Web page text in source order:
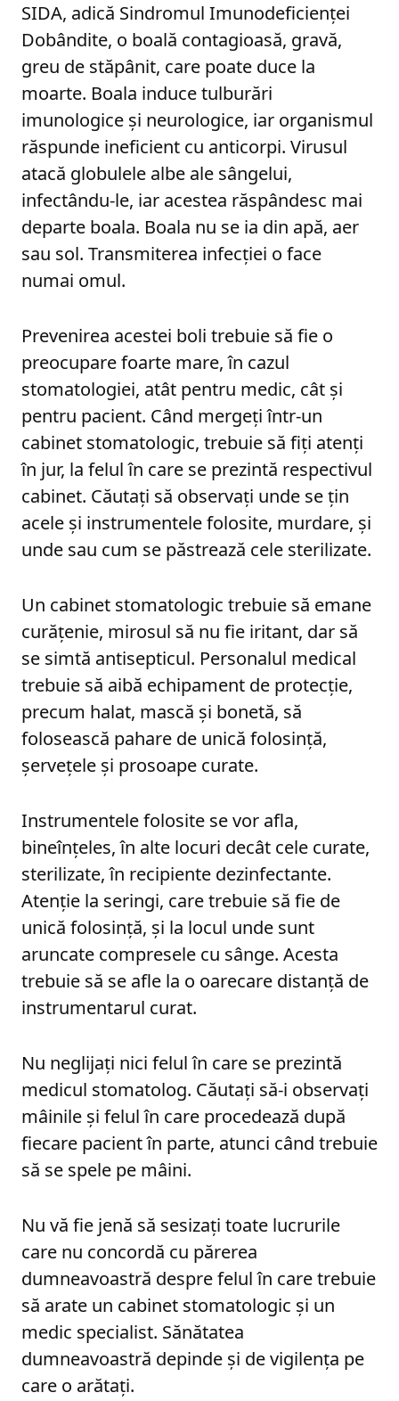
SIDA, adică Sindromul Imunodeficienței
Dobândite, o boală contagioasă, gravă,
greu de stăpânit, care poate duce la
moarte. Boala induce tulburări
imunologice și neurologice, iar organismul
răspunde ineficient cu anticorpi. Virusul
atacă globulele albe ale sângelui,
infectându-le, iar acestea răspândesc mai
departe boala. Boala nu se ia din apă, aer
sau sol. Transmiterea infecției o face
numai omul.
Prevenirea acestei boli trebuie să fie o
preocupare foarte mare, în cazul
stomatologiei, atât pentru medic, cât și
pentru pacient. Când mergeți într-un
cabinet stomatologic, trebuie să fiți atenți
în jur, la felul în care se prezintă respectivul
cabinet. Căutați să observați unde se țin
acele și instrumentele folosite, murdare, și
unde sau cum se păstrează cele sterilizate.
Un cabinet stomatologic trebuie să emane
curățenie, mirosul să nu fie iritant, dar să
se simtă antisepticul. Personalul medical
trebuie să aibă echipament de protecție,
precum halat, mască și bonetă, să
folosească pahare de unică folosință,
șervețele și prosoape curate.
Instrumentele folosite se vor afla,
bineînțeles, în alte locuri decât cele curate,
sterilizate, în recipiente dezinfectante.
Atenție la seringi, care trebuie să fie de
unică folosință, și la locul unde sunt
aruncate compresele cu sânge. Acesta
trebuie să se afle la o oarecare distanță de
instrumentarul curat.
Nu neglijați nici felul în care se prezintă
medicul stomatolog. Căutați să-i observați
mâinile și felul în care procedează după
fiecare pacient în parte, atunci când trebuie
să se spele pe mâini.
Nu vă fie jenă să sesizați toate lucrurile
care nu concordă cu părerea
dumneavoastră despre felul în care trebuie
să arate un cabinet stomatologic și un
medic specialist. Sănătatea
dumneavoastră depinde și de vigilența pe
care o arătați.